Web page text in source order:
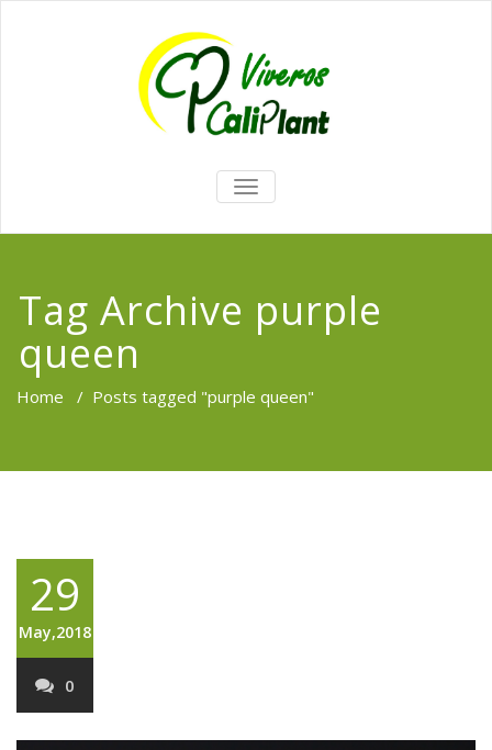
TOGGLE
NAVIGATION
Tag Archive purple
queen
Home / Posts tagged "purple queen"
29
May,2018
0